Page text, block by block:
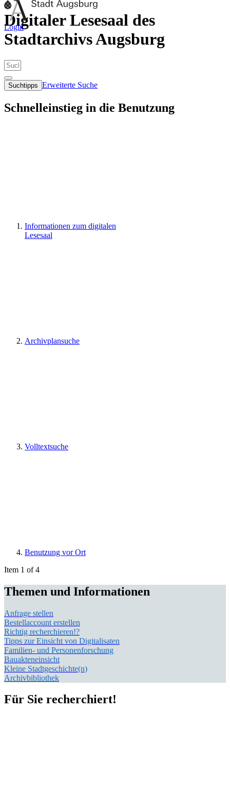
Login
Digitaler Lesesaal des
Stadtarchivs Augsburg
Suchtipps Erweiterte Suche
Schnelleinstieg in die Benutzung
Informationen zum digitalen
Lesesaal
Archivplansuche
Volltextsuche
Benutzung vor Ort
Item 1 of 4
Themen und Informationen
Anfrage stellen
Bestellaccount erstellen
Richtig recherchieren!?
Tipps zur Einsicht von Digitalisaten
Familien- und Personenforschung
Bauakteneinsicht
Kleine Stadtgeschichte(n)
Archivbibliothek
Für Sie recherchiert!